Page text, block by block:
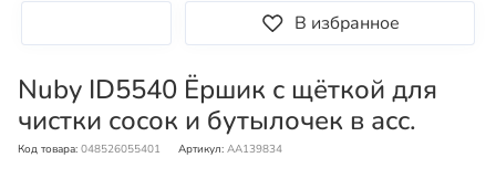
В избранное
Nuby ID5540 Ёршик с щёткой для
чистки сосок и бутылочек в асс.
Код товара: 048526055401 Артикул: AA139834